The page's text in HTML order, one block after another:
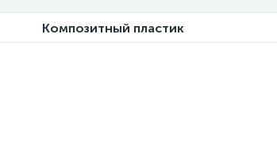
Композитный пластик